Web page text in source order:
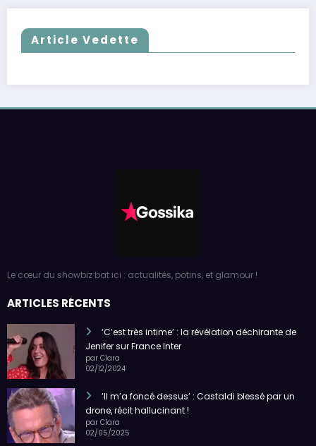
Article Vedette
Le cœur du showbiz bat ici : actualités, potins, et glamour !
ARTICLES RÉCENTS
‘C’est très intime’ : la révélation déchirante de
Jenifer sur France Inter
par Clara
02/12/2024
‘Il m’a foncé dessus’ : Castaldi blessé par un
drone, récit hallucinant !
par Clara
02/05/2025